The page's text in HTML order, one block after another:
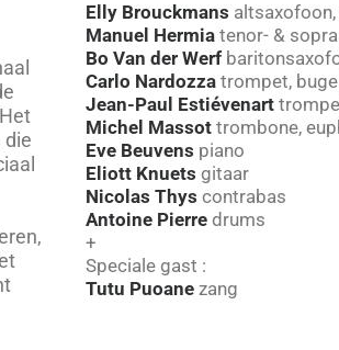
die
Elly Brouckmans
Manuel Hermia tenor- &
Bo Van der Werf
Carlo Nardozza trompet, bugel
Jean-Paul Estiévenart
Michel Massot trombone,
Eve Beuvens piano
Eliott Knuets gitaar
Nicolas Thys contrabas
Antoine Pierre drums
+
Speciale gast :
Tutu Puoane zang